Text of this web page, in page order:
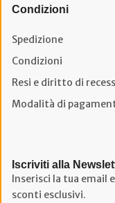
Condizioni
Spedizione
Condizioni
Resi e diritto di
Modalità di
Iscriviti alla
Inserisci la tua email
sconti esclusivi.